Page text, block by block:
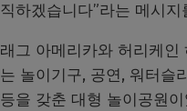
하겠습니다”라는 메시지
그 아메리카와 허리케인
놀이기구, 공연, 워터슬
을 갖춘 대형 놀이공원